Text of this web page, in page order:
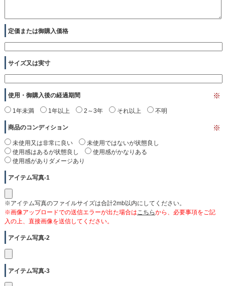
定価または御購入価格
サイズ又は実寸
使用・御購入後の経過期間 ※
1年未満 1年以上 2～3年 それ以上 不明
商品のコンディション ※
未使用又は非常に良い
未使用ではないが状態良し
使用感はあるが状態良し
使用感がかなりある
使用感がありダメージあり
アイテム写真-1
※アイテム写真のファイルサイズは合計2mb以内にしてください。
※画像アップロードでの送信エラーが出た場合は こちらから、必要事項をご記
入の上、直接画像を送信してください。
アイテム写真-2
アイテム写真-3